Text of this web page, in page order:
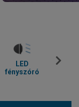
LED
fényszóró